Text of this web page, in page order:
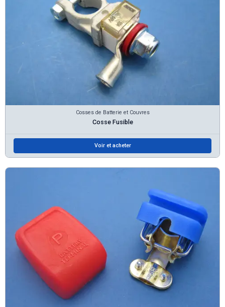
Cosses de Batterie et Couvres
Cosse Fusible
Voir et acheter